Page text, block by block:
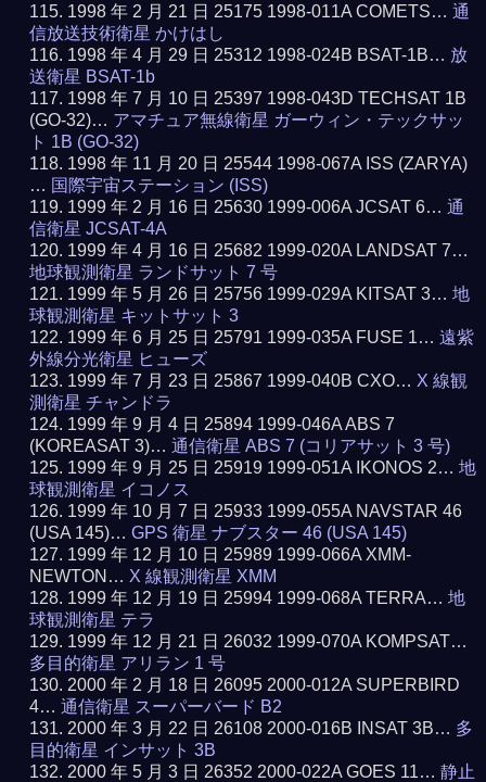
1998 年 2 月 21 日 25175 1998-011A COMETS…通
信放送技術衛星 かけはし
1998 年 4 月 29 日 25312 1998-024B BSAT-1B… 放
送衛星 BSAT-1b
1998 年 7 月 10 日 25397 1998-043D TECHSAT 1B
(GO-32)… アマチュア無線衛星 ガーウィン・テックサッ
ト 1B (GO-32)
1998 年 11 月 20 日 25544 1998-067A ISS (ZARYA)
… 国際宇宙ステーション (ISS)
1999 年 2 月 16 日 25630 1999-006A JCSAT 6…通
信衛星 JCSAT-4A
1999 年 4 月 16 日 25682 1999-020A LANDSAT 7…
地球観測衛星 ランドサット 7 号
1999 年 5 月 26 日 25756 1999-029A KITSAT 3…地
球観測衛星 キットサット 3
1999 年 6 月 25 日 25791 1999-035A FUSE 1…遠紫
外線分光衛星 ヒューズ
1999 年 7 月 23 日 25867 1999-040B CXO… X 線観
測衛星 チャンドラ
1999 年 9 月 4 日 25894 1999-046A ABS 7
(KOREASAT 3)…通信衛星 ABS 7 (コリアサット 3 号)
1999 年 9 月 25 日 25919 1999-051A IKONOS 2…地
球観測衛星 イコノス
1999 年 10 月 7 日 25933 1999-055A NAVSTAR 46
(USA 145)…GPS 衛星 ナブスター 46 (USA 145)
1999 年 12 月 10 日 25989 1999-066A XMM-
NEWTON… X 線観測衛星 XMM
1999 年 12 月 19 日 25994 1999-068A TERRA…地
球観測衛星 テラ
1999 年 12 月 21 日 26032 1999-070A KOMPSAT…
多目的衛星 アリラン 1 号
2000 年 2 月 18 日 26095 2000-012A SUPERBIRD
4…通信衛星 スーパーバード B2
2000 年 3 月 22 日 26108 2000-016B INSAT 3B… 多
目的衛星 インサット 3B
2000 年 5 月 3 日 26352 2000-022A GOES 11…静止